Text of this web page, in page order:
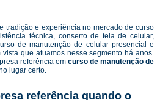
tradição e experiência no mercado de curso
técnica, conserto de tela de celular,
de manutenção de celular presencial e
que atuamos nesse segmento há anos.
referência em curso de manutenção de
lugar certo.
referência quando o